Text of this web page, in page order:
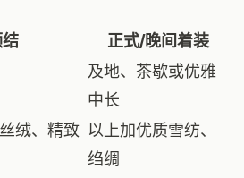
正式/晚间着装
及地、茶歇或优雅
中长
绒、精致 以上加优质雪纺、
绉绸